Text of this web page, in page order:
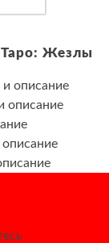
Таро: Жезлы
описание
описание